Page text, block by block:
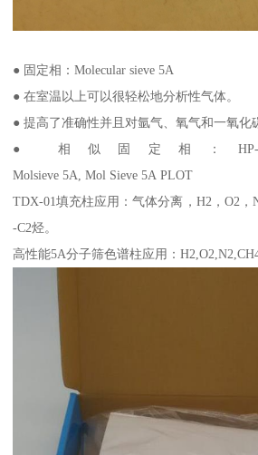
● 固定相：Molecular sieve 5A
● 在室温以上可以很轻松地分析性气体。
● 提高了准确性并且对氩气、氧气和一氧化
● 相似固定相：HP-
Molsieve 5A, Mol Sieve 5A PLOT
TDX-01填充柱应用：气体分离，H2，O2，
-C2烃。
高性能5A分子筛色谱柱应用：